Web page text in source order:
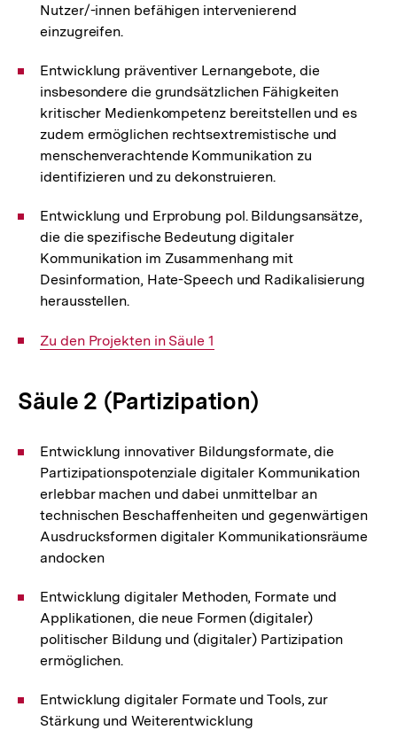
Nutzer/-innen befähigen intervenierend
einzugreifen.
Entwicklung präventiver Lernangebote, die
insbesondere die grundsätzlichen Fähigkeiten
kritischer Medienkompetenz bereitstellen und es
zudem ermöglichen rechtsextremistische und
menschenverachtende Kommunikation zu
identifizieren und zu dekonstruieren.
Entwicklung und Erprobung pol. Bildungsansätze,
die die spezifische Bedeutung digitaler
Kommunikation im Zusammenhang mit
Desinformation, Hate-Speech und Radikalisierung
herausstellen.
Interner
Zu den Projekten in Säule 1
Säule 2 (Partizipation)
Entwicklung innovativer Bildungsformate, die
Partizipationspotenziale digitaler Kommunikation
erlebbar machen und dabei unmittelbar an
technischen Beschaffenheiten und gegenwärtigen
Ausdrucksformen digitaler Kommunikationsräume
andocken
Entwicklung digitaler Methoden, Formate und
Applikationen, die neue Formen (digitaler)
politischer Bildung und (digitaler) Partizipation
ermöglichen.
Entwicklung digitaler Formate und Tools, zur
Stärkung und Weiterentwicklung